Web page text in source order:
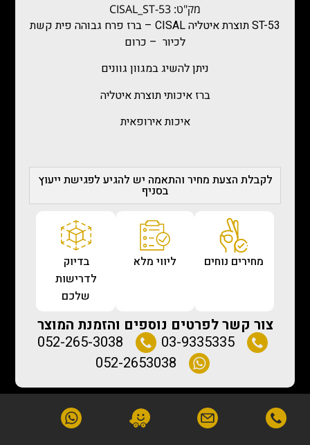
מק"ט: CISAL_ST-53
ST-53 תוצרת איטליה CISAL – ברז פרח גבוהה פית קשת
לכיור – כרום
ניתן להשיג במגוון גוונים
ברז איכותי תוצרת איטליה
איכות אירופאית
לקבלת הצעת מחיר והתאמה יש להגיע לפגישת ייעוץ
בסניף
מחירים נוחים ליווי מלא
בדיוק
לדרישות
שלכם
צור קשר לפרטים נוספים והזמנת המוצר
03-9335335
052-265-3038
052-2653038